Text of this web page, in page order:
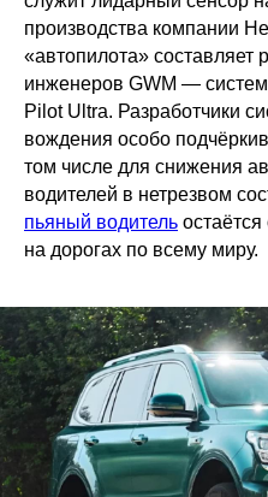
производства компании
«автопилота» составляет
инженеров GWM —
Pilot Ultra. Разработчики
вождения особо
том числе для снижения
водителей в нетрезвом
пьяный водитель
на дорогах по всему миру.